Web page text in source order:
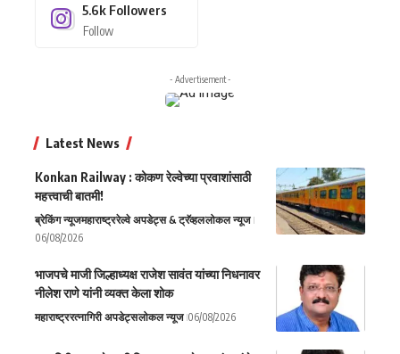
5.6k Followers
Follow
- Advertisement -
Latest News
Konkan Railway : कोकण रेल्वेच्या प्रवाशांसाठी
महत्त्वाची बातमी!
ब्रेकिंग न्यूजमहाराष्ट्ररेल्वे अपडेट्स & ट्रॅव्हललोकल न्यूज
06/08/2026
भाजपचे माजी जिल्हाध्यक्ष राजेश सावंत यांच्या निधनावर
नीलेश राणे यांनी व्यक्त केला शोक
महाराष्ट्ररत्नागिरी अपडेट्सलोकल न्यूज 06/08/2026